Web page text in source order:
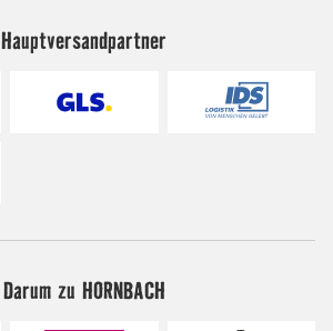
Hauptversandpartner
Darum zu HORNBACH